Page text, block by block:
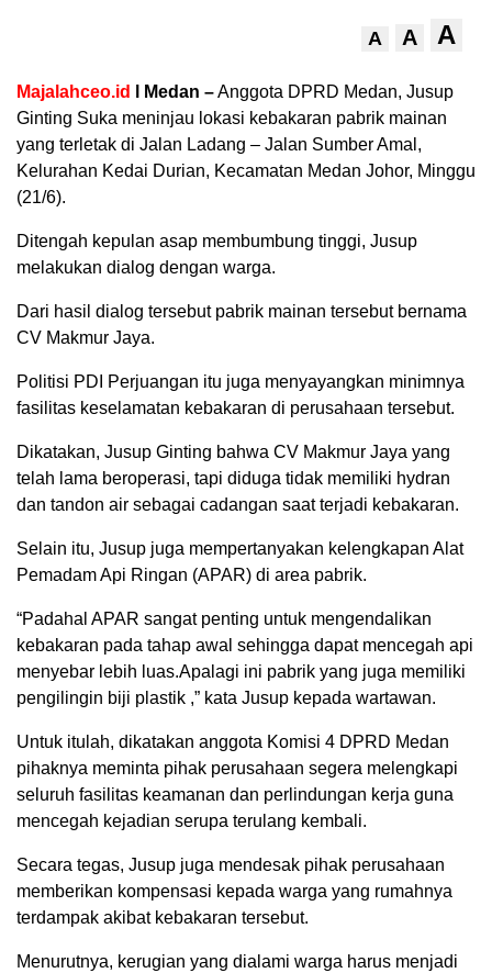
A A A
Majalahceo.id l Medan –Anggota DPRD Medan, Jusup
Ginting Suka meninjau lokasi kebakaran pabrik mainan
yang terletak di Jalan Ladang – Jalan Sumber Amal,
Kelurahan Kedai Durian, Kecamatan Medan Johor, Minggu
(21/6).
Ditengah kepulan asap membumbung tinggi, Jusup
melakukan dialog dengan warga.
Dari hasil dialog tersebut pabrik mainan tersebut bernama
CV Makmur Jaya.
Politisi PDI Perjuangan itu juga menyayangkan minimnya
fasilitas keselamatan kebakaran di perusahaan tersebut.
Dikatakan, Jusup Ginting bahwa CV Makmur Jaya yang
telah lama beroperasi, tapi diduga tidak memiliki hydran
dan tandon air sebagai cadangan saat terjadi kebakaran.
Selain itu, Jusup juga mempertanyakan kelengkapan Alat
Pemadam Api Ringan (APAR) di area pabrik.
“Padahal APAR sangat penting untuk mengendalikan
kebakaran pada tahap awal sehingga dapat mencegah api
menyebar lebih luas.Apalagi ini pabrik yang juga memiliki
pengilingin biji plastik ,” kata Jusup kepada wartawan.
Untuk itulah, dikatakan anggota Komisi 4 DPRD Medan
pihaknya meminta pihak perusahaan segera melengkapi
seluruh fasilitas keamanan dan perlindungan kerja guna
mencegah kejadian serupa terulang kembali.
Secara tegas, Jusup juga mendesak pihak perusahaan
memberikan kompensasi kepada warga yang rumahnya
terdampak akibat kebakaran tersebut.
Menurutnya, kerugian yang dialami warga harus menjadi